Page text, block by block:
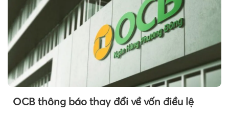
OCB thông báo thay đổi về vốn điều lệ